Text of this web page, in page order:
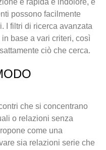
è rapida e indolore, e
possono facilmente
I filtri di ricerca avanzata
base a vari criteri, così
ciò che cerca.
che si concentrano
o relazioni senza
come una
sia relazioni serie che